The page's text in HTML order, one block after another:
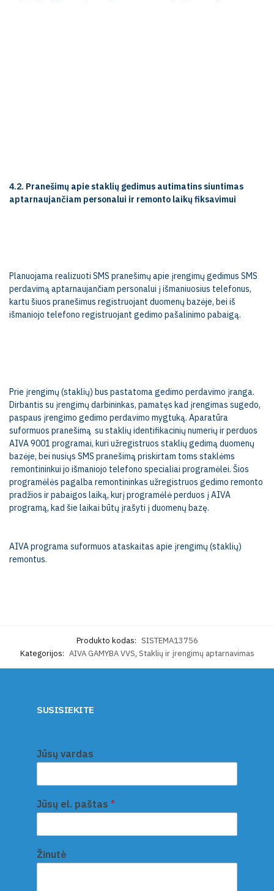
4.2. Pranešimų apie staklių gedimus autimatins siuntimas
aptarnaujančiam personalui ir remonto laikų fiksavimui
Planuojama realizuoti SMS pranešimų apie įrengimų gedimus SMS
perdavimą aptarnaujančiam personalui į išmaniuosius telefonus,
kartu šiuos pranešimus registruojant duomenų bazėje, bei iš
išmaniojo telefono registruojant gedimo pašalinimo pabaigą.
Prie įrengimų (staklių) bus pastatoma gedimo perdavimo įranga.
Dirbantis su įrengimų darbininkas, pamatęs kad įrengimas sugedo,
paspaus įrengimo gedimo perdavimo mygtuką. Aparatūra
suformuos pranešimą su staklių identifikacinių numerių ir perduos
AIVA 9001 programai, kuri užregistruos staklių gedimą duomenų
bazėje, bei nusiųs SMS pranešimą priskirtam toms staklėms
remontininkui jo išmaniojo telefono specialiai programėlei. Šios
programėlės pagalba remontininkas užregistruos gedimo remonto
pradžios ir pabaigos laiką, kurį programėlė perduos į AIVA
programą, kad šie laikai būtų įrašyti į duomenų bazę.
AIVA programa suformuos ataskaitas apie įrengimų (staklių)
remontus.
Produkto kodas: SISTEMA13756
Kategorijos: AIVA GAMYBA VVS, Staklių ir įrengimų aptarnavimas
SUSISIEKITE
Jūsų vardas
Jūsų el. paštas *
Žinutė